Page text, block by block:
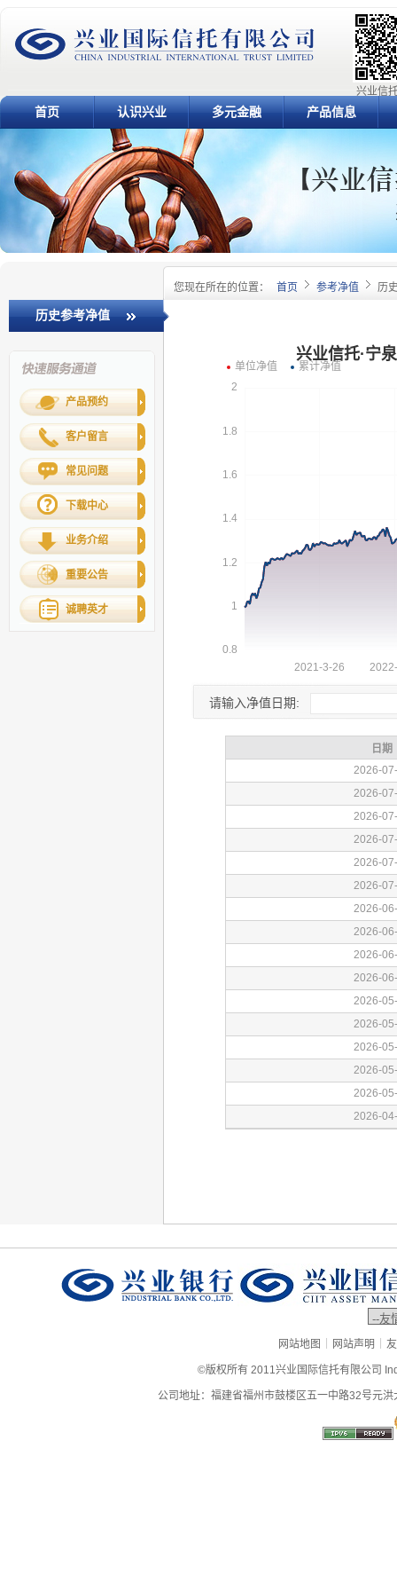
兴业信
首页 认识兴业 多元金融 产品信息
您现在所在的位置： 首页 参考净值 历
历史参考净值
产品预约
客户留言
常见问题
下载中心
业务介绍
重要公告
诚聘英才
请输入净值日期:
网站地图 | 网站声明 |
©版权所有 2011兴业国际信托有限公司
公司地址：福建省福州市鼓楼区五一中路32号元